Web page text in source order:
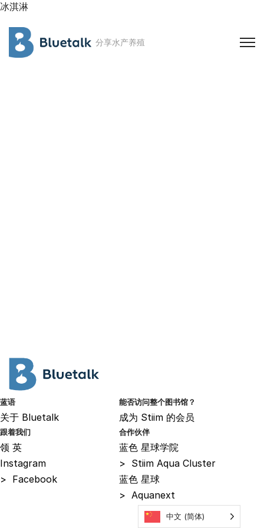
冰淇淋
分享水产养殖
蓝语
关于 Bluetalk
能否访问整个图书馆？
成为 Stiim 的会员
跟着我们
领 英
Instagram
> Facebook
合作伙伴
蓝色 星球学院
> Stiim Aqua Cluster
蓝色 星球
> Aquanext
中文 (简体)